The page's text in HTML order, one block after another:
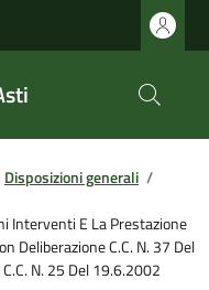
Disposizioni generali /
Interventi E La Prestazione
Deliberazione C.C. N. 37 Del
N. 25 Del 19.6.2002